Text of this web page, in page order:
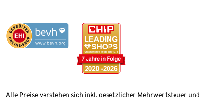
Alle Preise verstehen sich inkl. gesetzlicher Mehrwertsteuer und